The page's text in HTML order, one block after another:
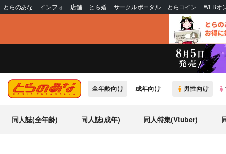
とらのあな インフォ 店舗 とら婚 サークルポータル とらコイン WEBオ
全年齢向け 成年向け 男性向け
同人誌(全年齢) 同人誌(成年) 同人特集(Vtuber)